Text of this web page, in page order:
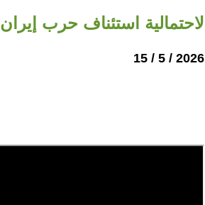
لاحتمالية استئناف حرب إيران
2026 / 5 / 15